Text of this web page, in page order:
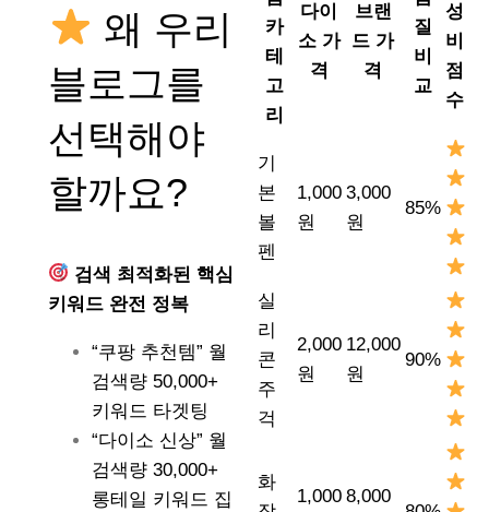
왜 우리
블로그를
선택해야
할까요?
검색 최적화된 핵심
키워드 완전 정복
“쿠팡 추천템” 월
검색량 50,000+
키워드 타겟팅
“다이소 신상” 월
검색량 30,000+
롱테일 키워드 집
카
테
고
리
다이
소 가
격
브랜
드 가
격
질
비
교
성
비
점
수
기
본
볼
펜
1,000
원
3,000
원
85%
실
리
콘
주
걱
2,000
원
12,000
원
90%
화
1,000 8,000